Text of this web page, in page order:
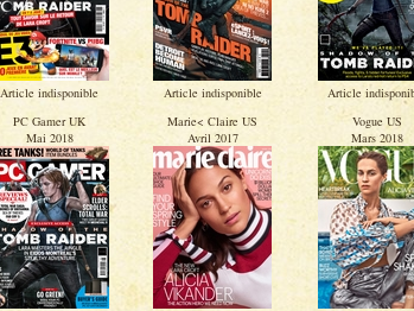
Article indisponible Article indisponible
Article
PC Gamer UK
Mai 2018
Marie< Claire US
Avril 2017
Vogue US
Mars 2018